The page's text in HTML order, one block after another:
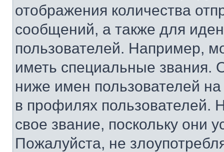
отображения количества
сообщений, а также для
пользователей. Например,
иметь специальные звания.
ниже имен пользователей
в профилях
свое звание, поскольку они
Пожалуйста, не